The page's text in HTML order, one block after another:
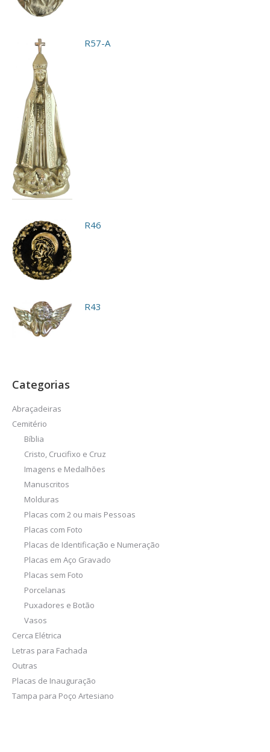
R57-A
R46
R43
Categorias
Abraçadeiras
Cemitério
Bíblia
Cristo, Crucifixo e Cruz
Imagens e Medalhões
Manuscritos
Molduras
Placas com 2 ou mais Pessoas
Placas com Foto
Placas de Identificação e Numeração
Placas em Aço Gravado
Placas sem Foto
Porcelanas
Puxadores e Botão
Vasos
Cerca Elétrica
Letras para Fachada
Outras
Placas de Inauguração
Tampa para Poço Artesiano